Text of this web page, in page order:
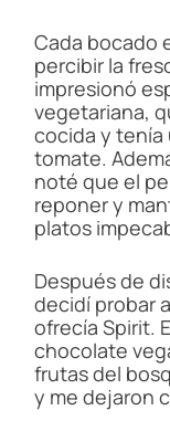
Cada bocado
percibir la
impresionó
vegetariana,
cocida y tenía
tomate.
noté que el
reponer y
platos
Después de
decidí probar
ofrecía Spirit.
chocolate
frutas del
y me dejaron